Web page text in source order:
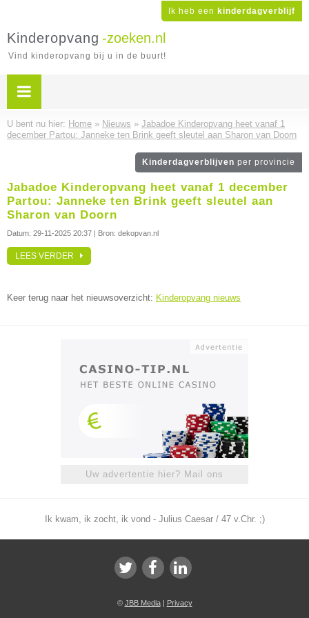
Ik heb een kinderdagverblijf
Kinderopvang -zoeken.nl
Vind kinderopvang bij u in de buurt!
U bent nu hier: Home » Nieuws » Jabadoe Kinderopvang heet vanaf 1
december Partou: Janneke ten Brink geeft sleutel aan Sharon van Doorn
Kinderdagverblijven per provincie
Jabadoe Kinderopvang heet vanaf 1 december
Partou: Janneke ten Brink geeft sleutel aan
Sharon van Doorn
Datum: 29-11-2025 20:37 | Bron: dekopvan.nl
LEES VERDER
Keer terug naar het nieuwsoverzicht: Kinderopvang nieuws
Uw advertentie hier? Mail ons
Ik kwam, ik zocht, ik vond - Julius Caesar / 47 v.Chr. ;)
© JBB Media| Privacy